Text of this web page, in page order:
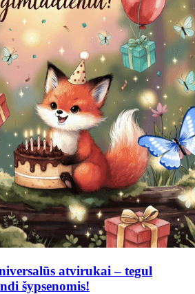
atvirukai – tegul
šypsenomis!